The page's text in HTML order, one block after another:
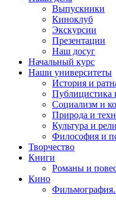
Выпускники
Киноклуб
Экскурсии
Презентации
Наш досуг
Начальный курс
Наши университеты
История и
Публицистика
Социализм и
Природа и
Культура и
Философия и
Творчество
Книги
Романы и
Кино
Фильмография.